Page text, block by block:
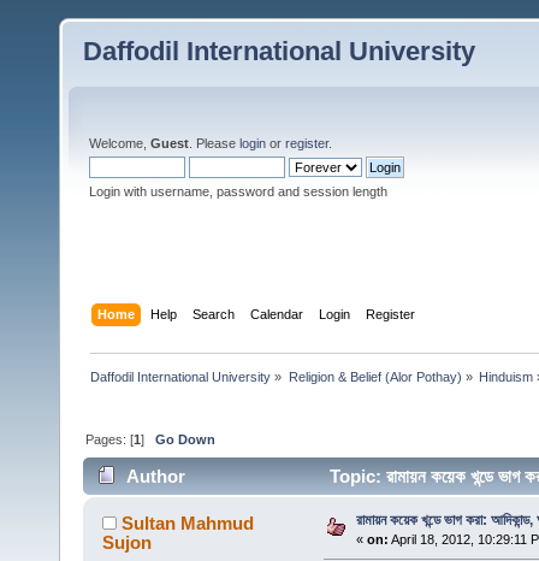
Daffodil International University
Welcome, Guest . Please login or register.
Login with username, password and session length
Home Help Search Calendar Login Register
Daffodil International University » Religion & Belief (Alor Pothay) » Hinduism
Pages: [1]Go Down
Author Topic: রামায়ন কয়েক খন্ডে
Sultan Mahmud
Sujon
রামায়ন কয়েক খন্ডে ভাগ করা:
« on: April 18, 2012, 10:29:11